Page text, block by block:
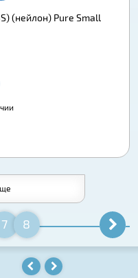
(нейлон) Pure Small
7 8